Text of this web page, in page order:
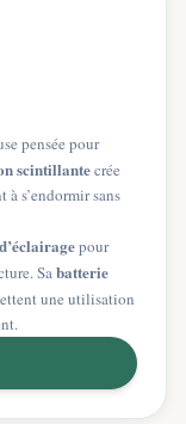
pensée pour
scintillantecrée
s’endormir sans
pour
Sabatterie
une utilisation